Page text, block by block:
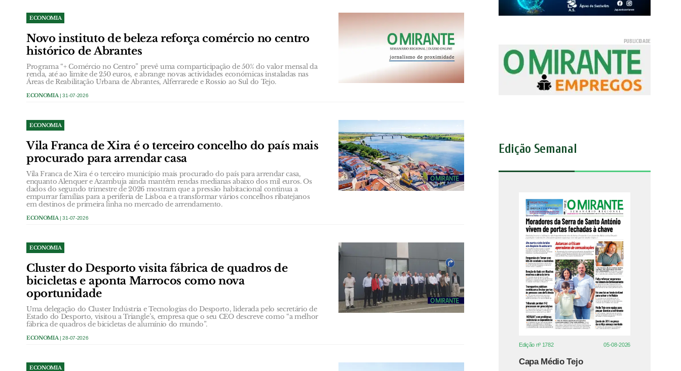
ECONOMIA
Novo instituto de beleza reforça comércio no centro
histórico de Abrantes
Programa “+ Comércio no Centro” prevê uma comparticipação de 50% do valor mensal da
renda, até ao limite de 250 euros, e abrange novas actividades económicas instaladas nas
Áreas de Reabilitação Urbana de Abrantes, Alferrarede e Rossio ao Sul do Tejo.
ECONOMIA | 31-07-2026
ECONOMIA
Vila Franca de Xira é o terceiro concelho do país mais
procurado para arrendar casa
Vila Franca de Xira é o terceiro município mais procurado do país para arrendar casa,
enquanto Alenquer e Azambuja ainda mantêm rendas medianas abaixo dos mil euros. Os
dados do segundo trimestre de 2026 mostram que a pressão habitacional continua a
empurrar famílias para a periferia de Lisboa e a transformar vários concelhos ribatejanos
em destinos de primeira linha no mercado de arrendamento.
ECONOMIA | 31-07-2026
ECONOMIA
Cluster do Desporto visita fábrica de quadros de
bicicletas e aponta Marrocos como nova
oportunidade
Uma delegação do Cluster Indústria e Tecnologias do Desporto, liderada pelo secretário de
Estado do Desporto, visitou a Triangle’s, empresa que o seu CEO descreve como “a melhor
fábrica de quadros de bicicletas de alumínio do mundo”.
ECONOMIA | 28-07-2026
ECONOMIA
Edição Semanal
Edição nº 1782 05-08-2026
Capa Médio Tejo